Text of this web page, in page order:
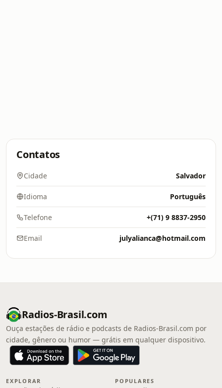
Contatos
Cidade Salvador
Idioma Português
Telefone +(71) 9 8837-2950
Email julyalianca@hotmail.com
Radios-Brasil.com
Ouça estações de rádio e podcasts de Radios-Brasil.com por
cidade, gênero ou humor — grátis em qualquer dispositivo.
EXPLORAR POPULARES